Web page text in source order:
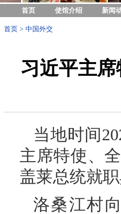
首页 使馆介绍 新闻
首页 > 中国外交
习近平主
当地时间
主席特使、
盖莱总统就
洛桑江村